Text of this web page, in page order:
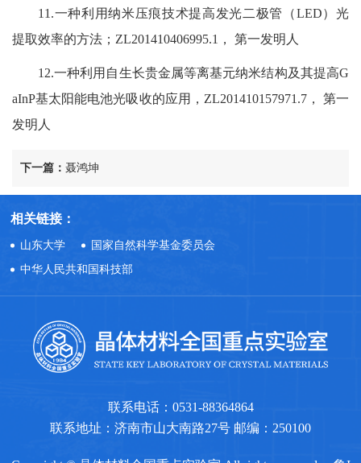
11.一种利用纳米压痕技术提高发光二极管（LED）光
提取效率的方法；ZL201410406995.1， 第一发明人
12.一种利用自生长贵金属等离基元纳米结构及其提高G
aInP基太阳能电池光吸收的应用，ZL201410157971.7， 第一
发明人
下一篇： 聂鸿坤
相关链接：
山东大学
国家自然科学基金委员会
中华人民共和国科技部
联系电话：0531-88364864
联系地址：济南市山大南路27号 邮编：250100